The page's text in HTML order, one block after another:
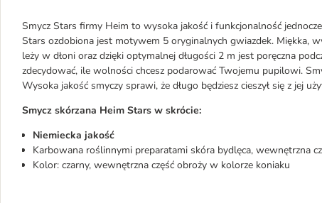
Smycz Stars firmy Heim to wysoka jakość i funkcjonalność
Stars ozdobiona jest motywem 5 oryginalnych gwiazdek. Miękka,
leży w dłoni oraz dzięki optymalnej długości 2 m jest poręczna
zdecydować, ile wolności chcesz podarować Twojemu pupilowi.
Wysoka jakość smyczy sprawi, że długo będziesz cieszył się z jej
Smycz skórzana Heim Stars w skrócie:
Niemiecka jakość
Karbowana roślinnymi preparatami skóra bydlęca, wewnętrzna
Kolor: czarny, wewnętrzna część obroży w kolorze koniaku